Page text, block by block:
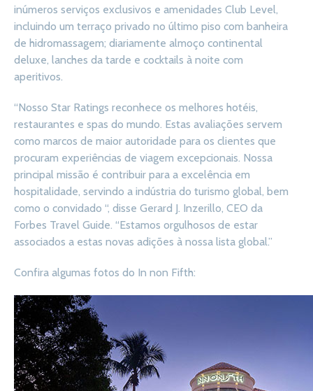
inúmeros serviços exclusivos e amenidades Club Level,
incluindo um terraço privado no último piso com banheira
de hidromassagem; diariamente almoço continental
deluxe, lanches da tarde e cocktails à noite com
aperitivos.
“Nosso Star Ratings reconhece os melhores hotéis,
restaurantes e spas do mundo. Estas avaliações servem
como marcos de maior autoridade para os clientes que
procuram experiências de viagem excepcionais. Nossa
principal missão é contribuir para a excelência em
hospitalidade, servindo a indústria do turismo global, bem
como o convidado “, disse Gerard J. Inzerillo, CEO da
Forbes Travel Guide. “Estamos orgulhosos de estar
associados a estas novas adições à nossa lista global.”
Confira algumas fotos do In non Fifth: